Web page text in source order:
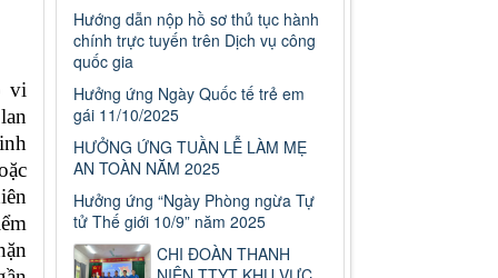
vi
Hướng dẫn nộp hồ sơ thủ tục hành
chính trực tuyến trên Dịch vụ công
quốc gia
Hưởng ứng Ngày Quốc tế trẻ em
gái 11/10/2025
HƯỞNG ỨNG TUẦN LỄ LÀM MẸ
AN TOÀN NĂM 2025
Hưởng ứng “Ngày Phòng ngừa Tự
tử Thế giới 10/9” năm 2025
CHI ĐOÀN THANH